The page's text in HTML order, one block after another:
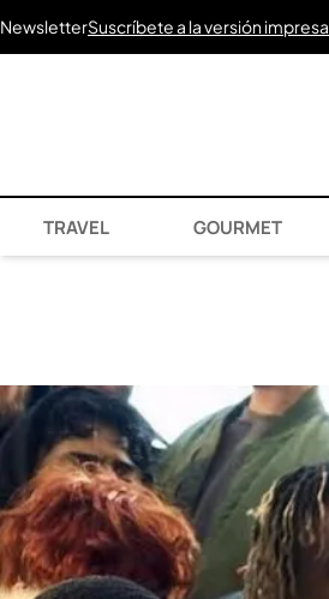
NewsletterSuscríbete a la versión impresa
TRAVEL GOURMET